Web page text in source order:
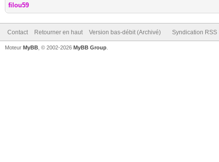
filou59
Contact Retourner en haut Version bas-débit (Archivé) Syndication RSS
Moteur MyBB , © 2002-2026 MyBB Group